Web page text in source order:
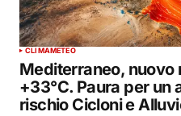
CLIMAMETEO
Mediterraneo, nuovo
+33°C. Paura per un
rischio Cicloni e